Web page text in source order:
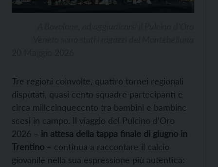
Tre regioni coinvolte, quattro tornei regionali
disputati, quasi cento squadre partecipanti e
circa millecinquecento tra bambini e bambine
scesi in campo. Il viaggio del Pulcino d’Oro
2026 – in attesa della tappa finale di giugno in
Trentino – continua a raccontare il calcio
giovanile nella sua espressione più autentica: